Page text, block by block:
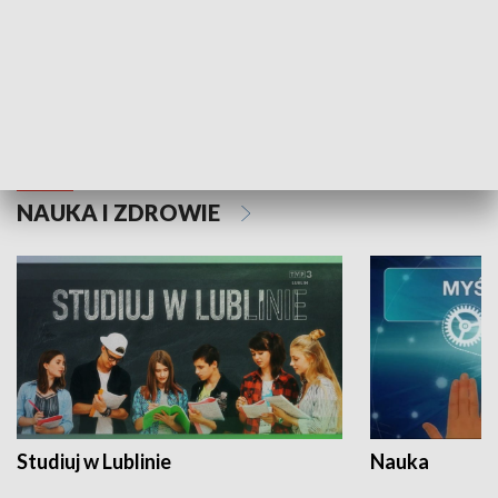
NAUKA I ZDROWIE
Studiuj w Lublinie Nauka